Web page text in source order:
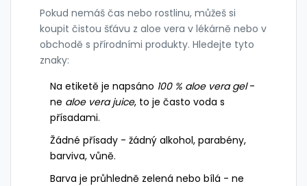
Pokud nemáš čas nebo rostlinu, můžeš si
koupit čistou šťávu z aloe vera v lékárně nebo v
obchodě s přírodními produkty. Hledejte tyto
znaky:
Na etiketě je napsáno 100 % aloe vera gel-
ne aloe vera juice, to je často voda s
přísadami.
Žádné přísady - žádný alkohol, parabény,
barviva, vůně.
Barva je průhledně zelená nebo bílá - ne